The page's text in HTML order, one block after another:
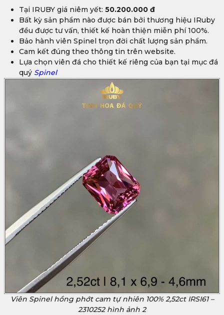
Tại IRUBY giá niêm yết: 50.200.000 đ
Bất kỳ sản phẩm nào được bán bởi thương hiệu IRuby
đều được tư vấn, thiết kế hoàn thiện miễn phí 100%.
Bảo hành viên Spinel trọn đời chất lượng sản phẩm.
Cam kết đúng theo thông tin trên website.
Lựa chọn viên đá cho thiết kế riêng của bạn tại mục đá
quý Spinel
Viên Spinel hồng phớt cam tự nhiên 100% 2,52ct IRSI61 –
2310252 hình ảnh 2